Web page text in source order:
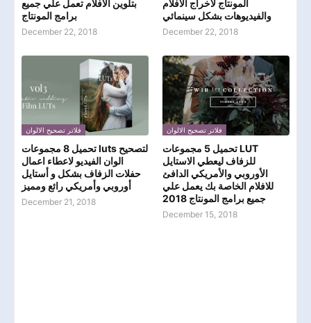
بتلوين الافلام تعمل علي جميع
برامج المونتاج
December 22, 2018
المونتاج لاخراج الافلام
والفيديوهات بشكل سينمائي
December 22, 2018
فلاتر تصحيح الالوان
تحميل 8 مجموعات luts لتصحيح
الوان الفيديو لاعطاء اعمال
حفلات الزفاف بشكل و أستايل
أوروبي وأمريكي رائع ومميز
December 21, 2018
فلاتر تصحيح الالوان
تحميل 5 مجموعات LUT
للزفاف ليعطي الاستايل
الأوروبي والأمريكي الدافئ
للافلام الخاصة بك يعمل علي
جميع برامج المونتاج 2018
December 15, 2018